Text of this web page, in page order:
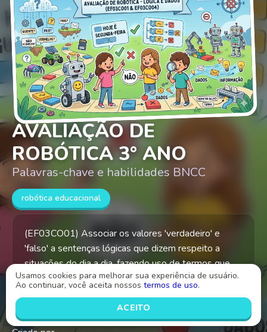
AVALIAÇÃO DE
ROBÓTICA 3° ANO
Palavras-chave e habilidades BNCC
robótica educacional
(EF03CO01) Associar os valores 'verdadeiro' e
'falso' a sentenças lógicas que dizem respeito a
situações do dia a dia, fazendo uso de termos que
indicam negação. (EF03CO04) Relacionar o conceito
de informação com o de dado.
Usamos cookies para melhorar sua experiência de usuário.
Ao continuar, você aceita nossos termos de uso.
ACEITO